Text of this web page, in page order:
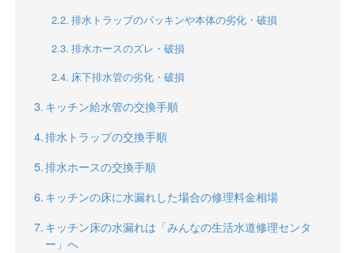
排水トラップのパッキンや本体の劣化・破損
排水ホースのズレ・破損
床下排水管の劣化・破損
キッチン給水管の交換手順
排水トラップの交換手順
排水ホースの交換手順
キッチンの床に水漏れした場合の修理料金相場
キッチン床の水漏れは「みんなの生活水道修理センタ
ー」へ